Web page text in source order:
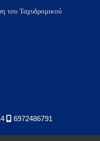
του Ταχυδρομικού
6972486791